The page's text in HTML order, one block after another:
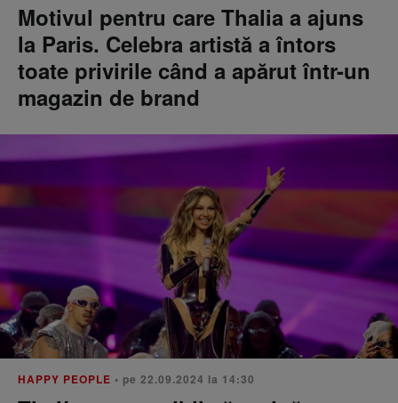
Motivul pentru care Thalia a ajuns
la Paris. Celebra artistă a întors
toate privirile când a apărut într-un
magazin de brand
HAPPY PEOPLE • pe 22.09.2024 la 14:30